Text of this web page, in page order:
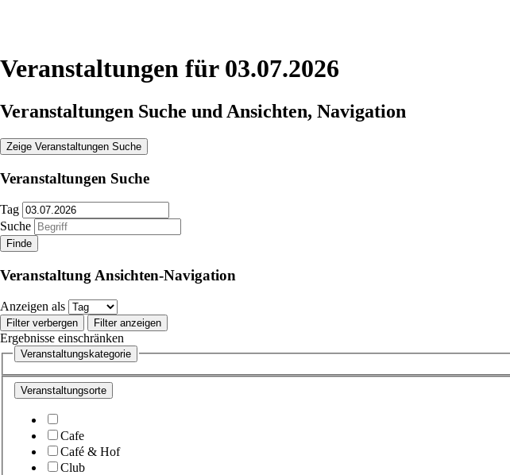
Veranstaltungen für 03.07.2026
Veranstaltungen Suche und Ansichten, Navigation
Zeige Veranstaltungen Suche
Veranstaltungen Suche
Tag
Suche
Veranstaltung Ansichten-Navigation
Anzeigen als
Filter verbergen Filter anzeigen
Ergebnisse einschränken
Veranstaltungskategorie
Veranstaltungsorte
Cafe
Café & Hof
Club